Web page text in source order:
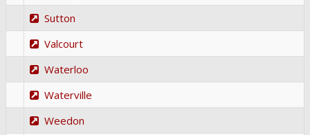
Sutton
Valcourt
Waterloo
Waterville
Weedon